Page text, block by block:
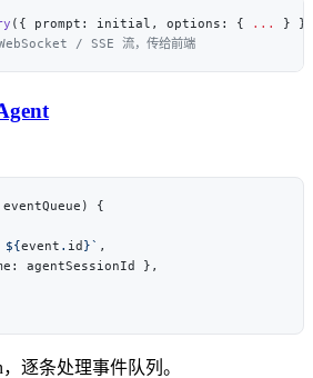
({ prompt: initial, options: {
...
${event . id }`
逐条处理事件队列。